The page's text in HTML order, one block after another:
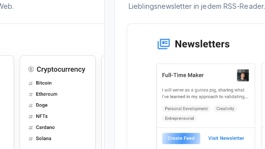
Lieblingsnewsletter in jedem RSS-Reader.